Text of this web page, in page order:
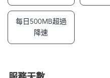
每日500MB超過
降速